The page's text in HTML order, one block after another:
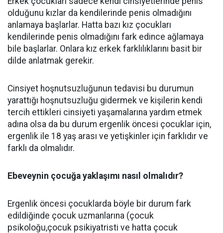
olduğunu kızlar da kendilerinde penis olmadığını
anlamaya başlarlar. Hatta bazı kız çocukları
kendilerinde penis olmadığını fark edince ağlamaya
bile başlarlar. Onlara kız erkek farklılıklarını basit bir
dilde anlatmak gerekir.
Cinsiyet hoşnutsuzluğunun tedavisi bu durumun
yarattığı hoşnutsuzluğu gidermek ve kişilerin kendi
tercih ettikleri cinsiyeti yaşamalarına yardım etmek
adına olsa da bu durum ergenlik öncesi çocuklar için,
ergenlik ile 18 yaş arası ve yetişkinler için farklıdır ve
farklı da olmalıdır.
Ebeveynin çocuğa yaklaşımı nasıl olmalıdır?
Ergenlik öncesi çocuklarda böyle bir durum fark
edildiğinde çocuk uzmanlarına (çocuk
psikoloğu,çocuk psikiyatristi ve hatta çocuk